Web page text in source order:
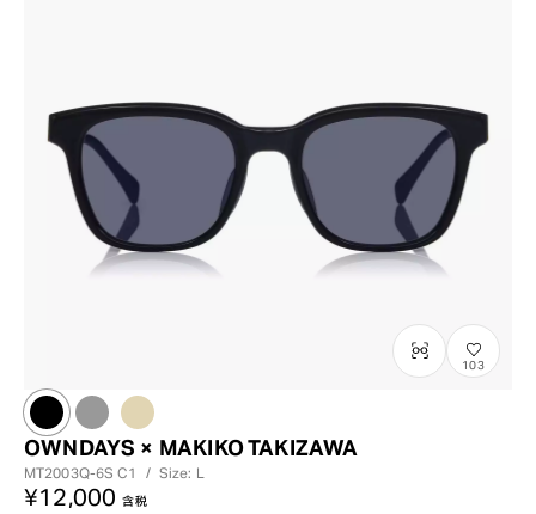
103
OWNDAYS × MAKIKO TAKIZAWA
MT2003Q-6SC1 / Size: L
¥12,000 含税